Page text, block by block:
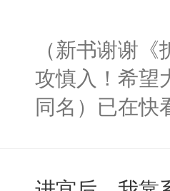
（新书谢谢
攻慎入！希望
同名）已在快